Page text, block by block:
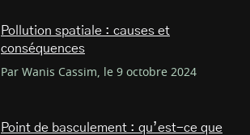
Pollution spatiale : causes et
conséquences
Par Wanis Cassim, le 9 octobre 2024
Point de basculement : qu’est-ce que